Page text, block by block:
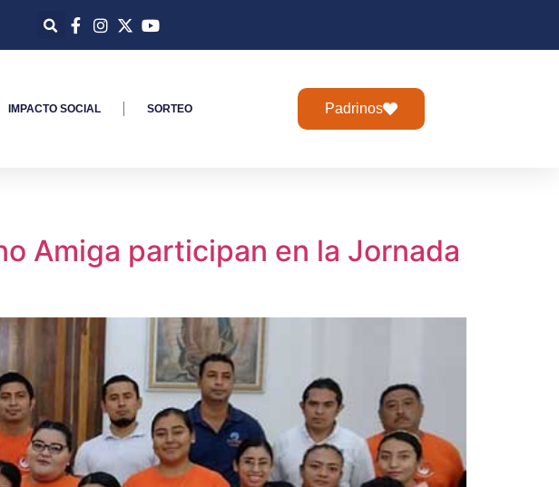
IMPACTO SOCIAL SORTEO Padrinos
Amiga participan en la Jornada